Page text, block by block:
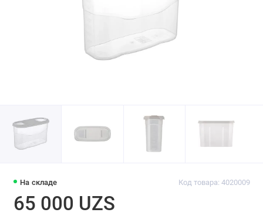
На складе Код товара: 4020009
65 000 UZS